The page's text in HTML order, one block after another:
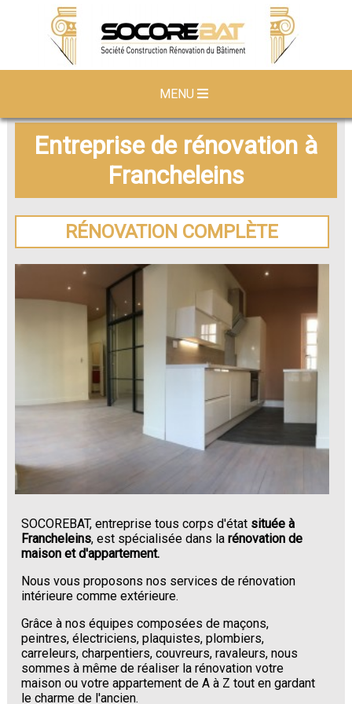
MENU
Entreprise de rénovation à
Francheleins
RÉNOVATION COMPLÈTE
SOCOREBAT, entreprise tous corps d'état située à
Francheleins, est spécialisée dans larénovation de
maison et d'appartement.
Nous vous proposons nos services de rénovation
intérieure comme extérieure.
Grâce à nos équipes composées de maçons,
peintres, électriciens, plaquistes, plombiers,
carreleurs, charpentiers, couvreurs, ravaleurs, nous
sommes à même de réaliser la rénovation votre
maison ou votre appartement de A à Z tout en gardant
le charme de l'ancien.